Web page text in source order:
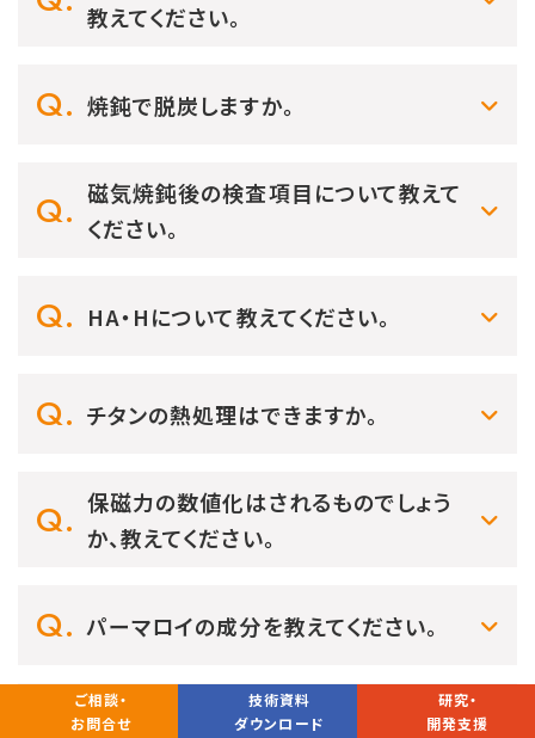
教えてください。
焼鈍で脱炭しますか。
磁気焼鈍後の検査項目について教えて
ください。
HA・Hについて教えてください。
チタンの熱処理はできますか。
保磁力の数値化はされるものでしょう
か、教えてください。
パーマロイの成分を教えてください。
磁気焼鈍について教えてください。
ご相談・
お問合せ
技術資料
ダウンロード
研究・
開発支援